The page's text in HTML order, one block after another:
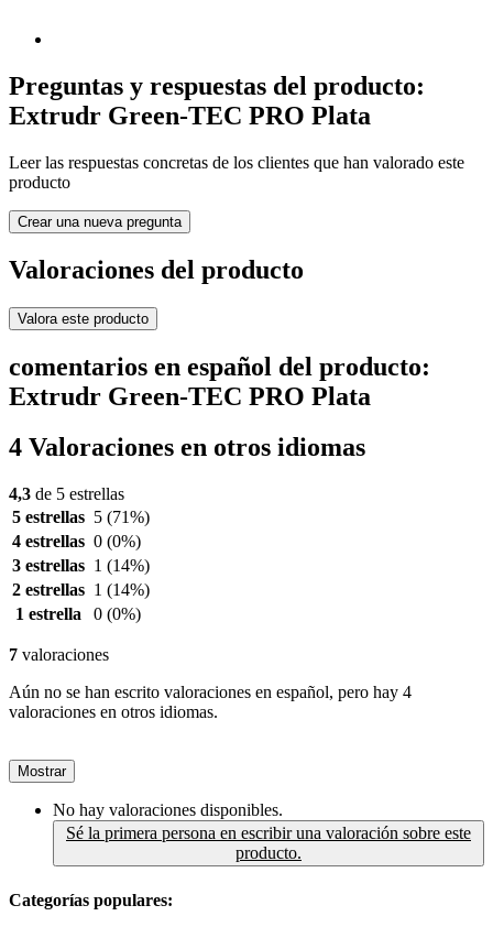
Preguntas y respuestas del producto:
Extrudr Green-TEC PRO Plata
Leer las respuestas concretas de los clientes que han valorado este
producto
Crear una nueva pregunta
Valoraciones del producto
Valora este producto
comentarios en español del producto:
Extrudr Green-TEC PRO Plata
4 Valoraciones en otros idiomas
4,3 de 5 estrellas
5 estrellas 5 (71%)
4 estrellas 0 (0%)
3 estrellas 1 (14%)
2 estrellas 1 (14%)
1 estrella
0 (0%)
7 valoraciones
Aún no se han escrito valoraciones en español, pero hay 4
valoraciones en otros idiomas.
Mostrar
No hay valoraciones disponibles.
Sé la primera persona en escribir una valoración sobre este
producto.
Categorías populares: